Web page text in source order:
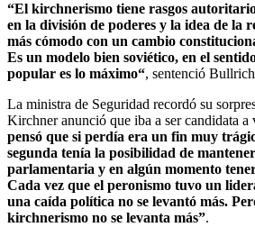
“El kirchnerismo tiene rasgos
en la división de poderes y la idea de la
más cómodo con un cambio
Es un modelo bien soviético, en el
popular es lo máximo“, sentenció
La ministra de Seguridad recordó su
Kirchner anunció que iba a ser candidata a
pensó que si perdía era un fin muy
segunda tenía la posibilidad de
parlamentaria y en algún momento
Cada vez que el peronismo tuvo un
una caída política no se levantó más.
kirchnerismo no se levanta más”.